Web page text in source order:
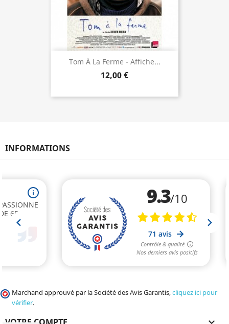
Tom À La Ferme - Affiche...
12,00 €
INFORMATIONS
Marchand approuvé par la Société des Avis Garantis,cliquez ici pour
vérifier.